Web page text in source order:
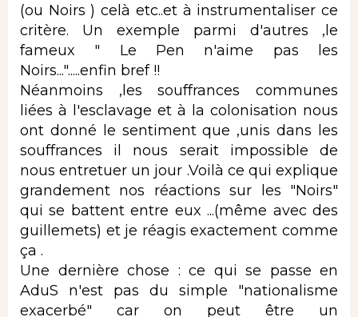
(ou Noirs ) celà etc..et à instrumentaliser ce
critère. Un exemple parmi d'autres ,le
fameux " Le Pen n'aime pas les
Noirs...".....enfin bref !!
Néanmoins ,les souffrances communes
liées à l'esclavage et à la colonisation nous
ont donné le sentiment que ,unis dans les
souffrances il nous serait impossible de
nous entretuer un jour .Voilà ce qui explique
grandement nos réactions sur les "Noirs"
qui se battent entre eux ...(même avec des
guillemets) et je réagis exactement comme
ça .
Une dernière chose : ce qui se passe en
AduS n'est pas du simple "nationalisme
exacerbé" car on peut être un